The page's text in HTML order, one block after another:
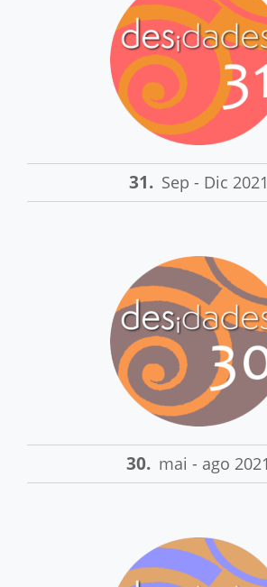
31. Sep - Dic 2021
30. mai - ago 2021